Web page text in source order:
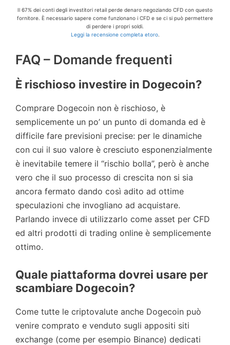
Il 67% dei conti degli investitori retail perde denaro negoziando CFD con questo
fornitore. È necessario sapere come funzionano i CFD e se ci si può permettere
di perdere i propri soldi.
Leggi la recensione completa etoro.
FAQ – Domande frequenti
È rischioso investire in Dogecoin?
Comprare Dogecoin non è rischioso, è
semplicemente un po’ un punto di domanda ed è
difficile fare previsioni precise: per le dinamiche
con cui il suo valore è cresciuto esponenzialmente
è inevitabile temere il “rischio bolla”, però è anche
vero che il suo processo di crescita non si sia
ancora fermato dando così adito ad ottime
speculazioni che invogliano ad acquistare.
Parlando invece di utilizzarlo come asset per CFD
ed altri prodotti di trading online è semplicemente
ottimo.
Quale piattaforma dovrei usare per
scambiare Dogecoin?
Come tutte le criptovalute anche Dogecoin può
venire comprato e venduto sugli appositi siti
exchange (come per esempio Binance) dedicati